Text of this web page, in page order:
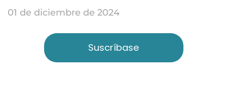
01 de diciembre de 2024
Suscríbase